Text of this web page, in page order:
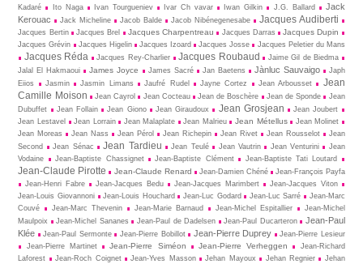
Kadaré
Ito Naga Ivan Tourgueniev Ivar Ch vavar Iwan Gilkin J.G. Ballard
Jack
Kerouac
Jack Micheline Jacob Balde Jacob Nibénegenesabe Jacques Audiberti
Jacques Bertin Jacques Brel Jacques Charpentreau Jacques Darras Jacques Dupin
Jacques Grévin Jacques Higelin Jacques Izoard Jacques Josse Jacques Peletier du Mans
Jacques Réda Jacques Rey-Charlier Jacques Roubaud
Jaime Gil de Biedma
Jalal El Hakmaoui
James Joyce James Sacré Jan Baetens Jànluc Sauvaigo
Japh
Eiios
Jasmin Jasmin Limans Jaufré Rudel Jayne Cortez Jean Arbousset
Jean
Camille Moison
Jean Cayrol Jean Cocteau Jean de Boschère Jean de Sponde
Jean
Dubuffet
Jean Follain Jean Giono Jean Giraudoux Jean Grosjean
Jean Joubert
Jean Lestavel
Jean Lorrain Jean Malaplate Jean Malrieu Jean Métellus
Jean Molinet
Jean Moreas
Jean Nass Jean Pérol Jean Richepin Jean Rivet Jean Rousselot
Jean
Second
Jean Sénac Jean Tardieu Jean Teulé Jean Vautrin Jean Venturini
Jean
Vodaine
Jean-Baptiste Chassignet Jean-Baptiste Clément Jean-Baptiste Tati Loutard
Jean-Claude Pirotte Jean-Claude Renard Jean-Damien Chéné
Jean-François Payfa
Jean-Henri Fabre
Jean-Jacques Bedu Jean-Jacques Marimbert
Jean-Jacques Viton
Jean-Louis Giovannoni
Jean-Louis Houchard Jean-Luc Godard Jean-Luc Sarré
Jean-Marc
Couvé
Jean-Marc Thevenin Jean-Marie Barnaud Jean-Michel Espitallier
Jean-Michel
Maulpoix
Jean-Michel Sananes Jean-Paul de Dadelsen Jean-Paul Ducarteron
Jean-Paul
Klée
Jean-Paul Sermonte Jean-Pierre Bobillot Jean-Pierre Duprey
Jean-Pierre Lesieur
Jean-Pierre Martinet
Jean-Pierre Siméon Jean-Pierre Verheggen
Jean-Richard
Laforest
Jean-Roch Coignet Jean-Yves Masson Jehan Mayoux Jehan Regnier
Jehan